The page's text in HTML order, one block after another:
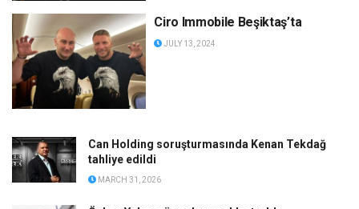
Ciro Immobile Beşiktaş’ta
JULY 13, 2024
Can Holding soruşturmasında Kenan Tekdağ
tahliye edildi
MARCH 31, 2026